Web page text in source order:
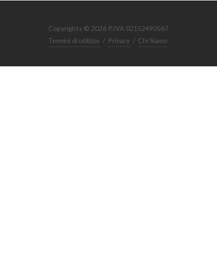
Copyrights © 2026 P.IVA 02152490567
Termini di utilizzo / Privacy / Chi Siamo